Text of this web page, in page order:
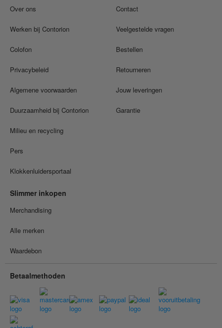
Over ons
Werken bij Contorion
Colofon
Privacybeleid
Algemene voorwaarden
Duurzaamheid bij Contorion
Milieu en recycling
Pers
Klokkenluidersportaal
Contact
Veelgestelde vragen
Bestellen
Retourneren
Jouw leveringen
Garantie
Slimmer inkopen
Merchandising
Alle merken
Waardebon
Betaalmethoden